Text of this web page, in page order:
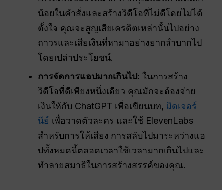
น้อยในคำสั่งและสร้างวิดีโอที่ไม่ดีโดยไม่ได้
ตั้งใจ คุณจะสูญเสียเครดิตเหล่านั้นไปอย่าง
ถาวรและเสียเงินที่หามาอย่างยากลำบากไป
โดยเปล่าประโยชน์.
การจัดการแอปมากเกินไป: ในการสร้าง
วิดีโอที่ดีเพียงหนึ่งเดียว คุณมักจะต้องจ่าย
เงินให้กับ ChatGPT เพื่อเขียนบท, มิดเจอร์
นีย์ เพื่อวาดตัวละคร และใช้ ElevenLabs
สำหรับการให้เสียง การสลับไปมาระหว่างแอ
ปทั้งหมดนี้ตลอดเวลาใช้เวลามากเกินไปและ
ทำลายสมาธิในการสร้างสรรค์ของคุณ.